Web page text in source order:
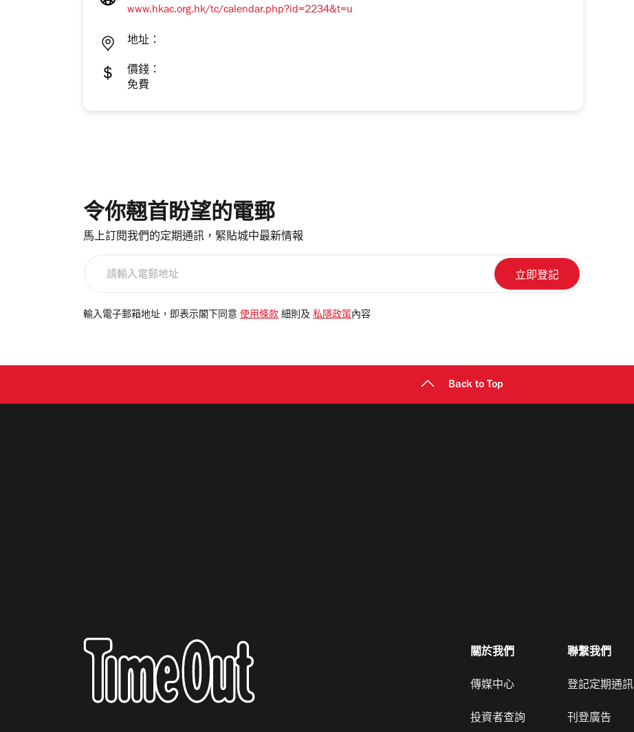
www.hkac.org.hk/tc/calendar.php?id=2234&t=u
地址：
價錢：
免費
令你翹首盼望的電郵
馬上訂閱我們的定期通訊，緊貼城中最新情報
電
輸入電子郵箱地址，即表示閣下同意 使用條款 細則及 私隱政策 內容
Back to Top
關於我們
傳媒中心
投資者查詢
聯繫我們
登記定期通訊
刊登廣告